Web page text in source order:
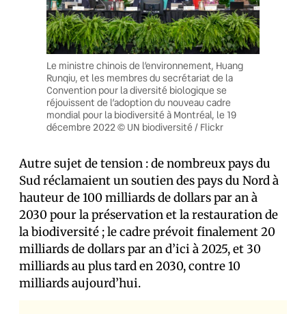
Le ministre chinois de l’environnement, Huang
Runqiu, et les membres du secrétariat de la
Convention pour la diversité biologique se
réjouissent de l’adoption du nouveau cadre
mondial pour la biodiversité à Montréal, le 19
décembre 2022 © UN biodiversité / Flickr
Autre sujet de tension : de nombreux pays du
Sud réclamaient un soutien des pays du Nord à
hauteur de 100 milliards de dollars par an à
2030 pour la préservation et la restauration de
la biodiversité ; le cadre prévoit finalement 20
milliards de dollars par an d’ici à 2025, et 30
milliards au plus tard en 2030, contre 10
milliards aujourd’hui.